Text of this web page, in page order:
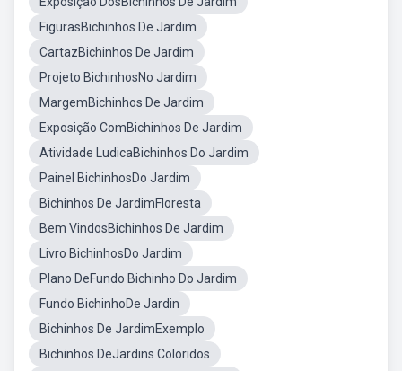
FigurasBichinhos De Jardim
CartazBichinhos De Jardim
Projeto BichinhosNo Jardim
MargemBichinhos De Jardim
Exposição ComBichinhos De Jardim
Atividade LudicaBichinhos Do Jardim
Painel BichinhosDo Jardim
Bichinhos De JardimFloresta
Bem VindosBichinhos De Jardim
Livro BichinhosDo Jardim
Plano DeFundo Bichinho Do Jardim
Fundo BichinhoDe Jardin
Bichinhos De JardimExemplo
Bichinhos DeJardins Coloridos